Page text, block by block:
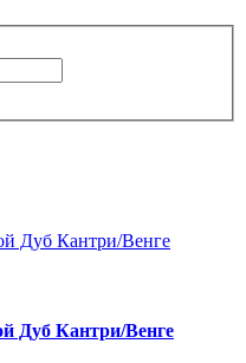
Дуб Кантри/Венге